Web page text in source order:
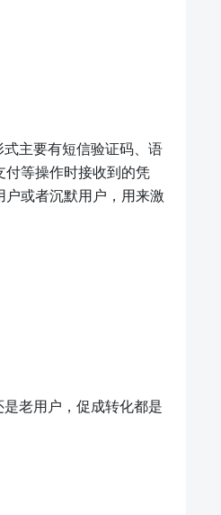
主要有短信验证码、语
付等操作时接收到的凭
或者沉默用户，用来激
老用户，促成转化都是